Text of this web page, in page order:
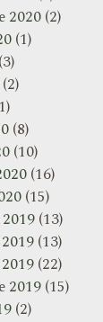
2020(2)
(1)
(3)
(2)
(8)
(10)
(16)
(15)
(13)
(13)
(22)
2019(15)
(2)